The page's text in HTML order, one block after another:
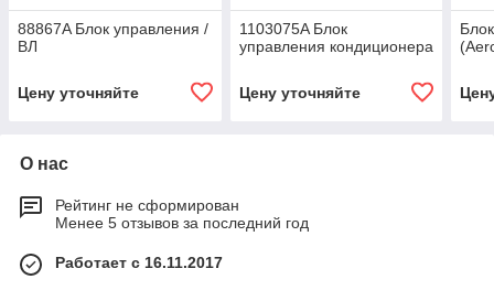
88867A Блок управления /
ВЛ
Цену уточняйте
1103075A Блок
управления кондиционера
Цену уточняйте
О нас
Рейтинг не сформирован
Менее 5 отзывов за последний год
Работает с 16.11.2017